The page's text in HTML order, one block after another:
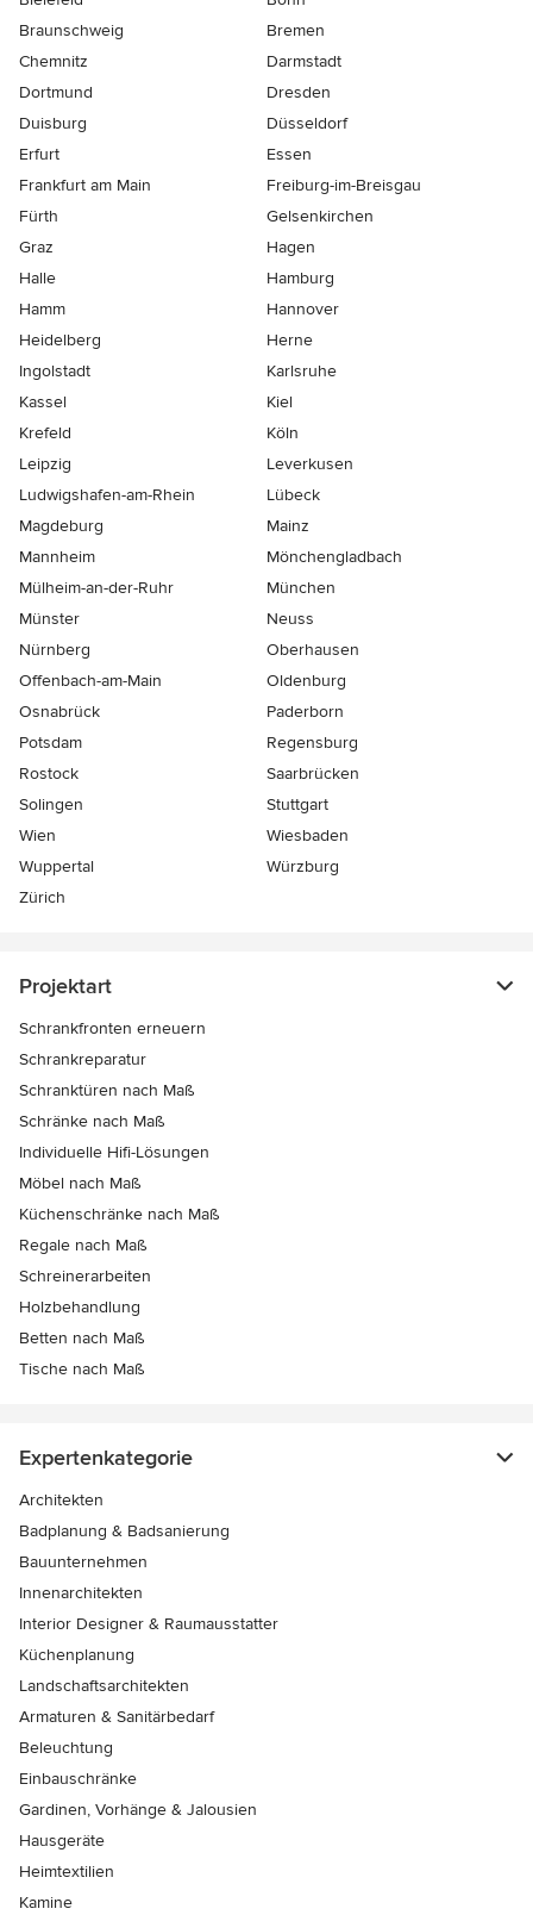
Braunschweig
Bremen
Chemnitz
Darmstadt
Dortmund
Dresden
Duisburg
Düsseldorf
Erfurt
Essen
Frankfurt am Main
Freiburg-im-Breisgau
Fürth
Gelsenkirchen
Graz
Hagen
Halle
Hamburg
Hamm
Hannover
Heidelberg
Herne
Ingolstadt
Karlsruhe
Kassel
Kiel
Krefeld
Köln
Leipzig
Leverkusen
Ludwigshafen-am-Rhein
Lübeck
Magdeburg
Mainz
Mannheim
Mönchen­gladbach
Mülheim-an-der-Ruhr
München
Münster
Neuss
Nürnberg
Oberhausen
Offenbach-am-Main
Oldenburg
Osnabrück
Paderborn
Potsdam
Regensburg
Rostock
Saarbrücken
Solingen
Stuttgart
Wien
Wiesbaden
Wuppertal
Würzburg
Zürich
Projektart
Schrankfronten erneuern
Schrankreparatur
Schranktüren nach Maß
Schränke nach Maß
Individuelle Hifi-Lösungen
Möbel nach Maß
Küchenschränke nach Maß
Regale nach Maß
Schreinerarbeiten
Holzbehandlung
Betten nach Maß
Tische nach Maß
Expertenkategorie
Architekten
Badplanung & Badsanierung
Bauunternehmen
Innenarchitekten
Interior Designer & Raumausstatter
Küchenplanung
Landschaftsarchitekten
Armaturen & Sanitärbedarf
Beleuchtung
Einbauschränke
Gardinen, Vorhänge & Jalousien
Hausgeräte
Heimtextilien
Kamine